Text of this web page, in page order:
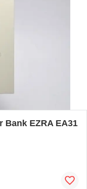
Bank EZRA EA31